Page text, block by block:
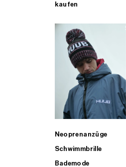
kaufen
Neoprenanzüge
Schwimmbrille
Bademode